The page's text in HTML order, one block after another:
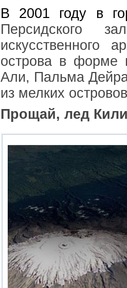
В 2001 году в
Персидского
искусственного
острова в форме
Али, Пальма
из мелких
Прощай, лед